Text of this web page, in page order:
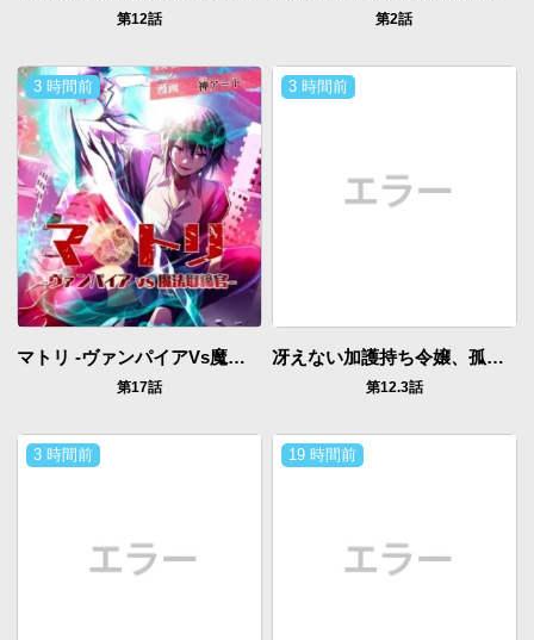
第12話 第2話
3 時間前
マトリ -ヴァンパイアvs魔法取締官
第17話
3 時間前
冴えない加護持ち令嬢、孤高の王子様に見初められる～美貌の妹に言いなりの家族を捨てたら、真の能力が開花しました～
第12.3話
3 時間前 19 時間前